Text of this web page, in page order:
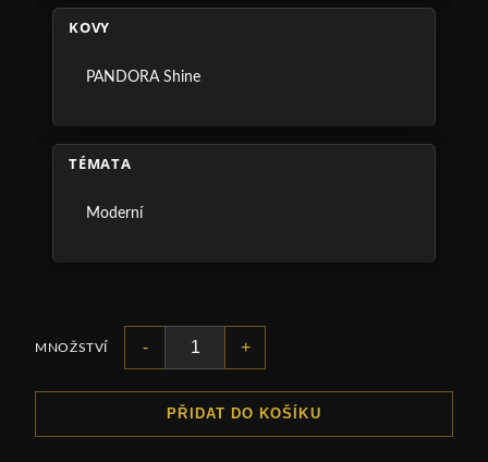
KOVY
PANDORA Shine
TÉMATA
Moderní
MNOŽSTVÍ - +
PŘIDAT DO KOŠÍKU